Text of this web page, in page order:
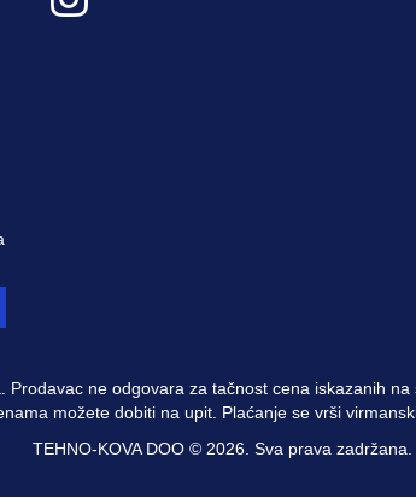
Prodavac ne odgovara za tačnost cena iskazanih
možete dobiti na upit. Plaćanje se vrši
TEHNO-KOVA DOO © 2026. Sva prava zadržana.